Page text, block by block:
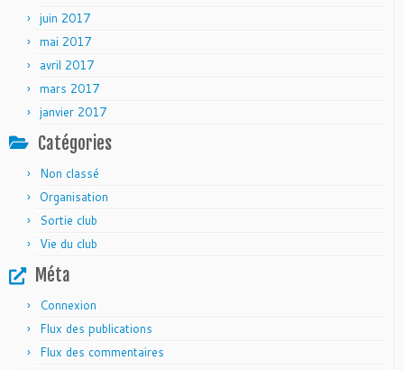
juin 2017
mai 2017
avril 2017
mars 2017
janvier 2017
Catégories
Non classé
Organisation
Sortie club
Vie du club
Méta
Connexion
Flux des publications
Flux des commentaires